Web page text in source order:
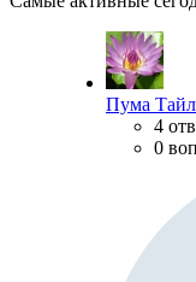
Пума
4
0